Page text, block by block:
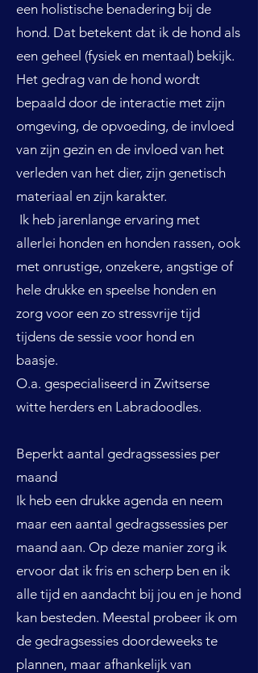
een holistische benadering bij de
hond. Dat betekent dat ik de hond als
een geheel (fysiek en mentaal) bekijk.
Het gedrag van de hond wordt
bepaald door de interactie met zijn
omgeving, de opvoeding, de invloed
van zijn gezin en de invloed van het
verleden van het dier, zijn genetisch
materiaal en zijn karakter.
Ik heb jarenlange ervaring met
allerlei honden en honden rassen, ook
met onrustige, onzekere, angstige of
hele drukke en speelse honden en
zorg voor een zo stressvrije tijd
tijdens de sessie voor hond en
baasje.
O.a. gespecialiseerd in Zwitserse
witte herders en Labradoodles.
Beperkt aantal gedragssessies per
maand
Ik heb een drukke agenda en neem
maar een aantal gedragssessies per
maand aan. Op deze manier zorg ik
ervoor dat ik fris en scherp ben en ik
alle tijd en aandacht bij jou en je hond
kan besteden. Meestal probeer ik om
de gedragsessies doordeweeks te
plannen, maar afhankelijk van